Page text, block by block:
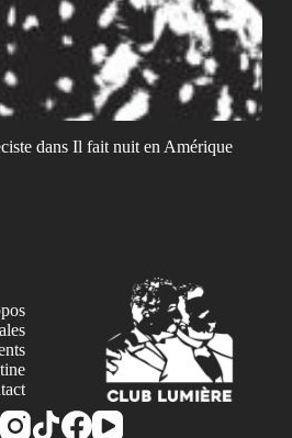
dans Il fait nuit en Amérique